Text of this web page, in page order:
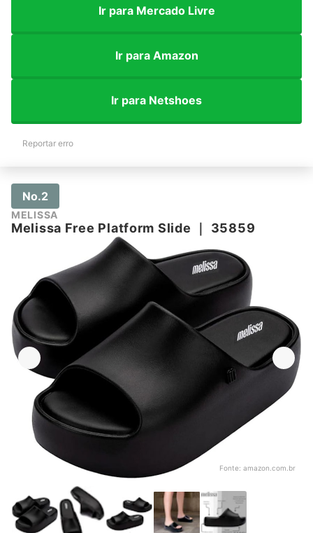
Ir para Mercado Livre
Ir para Amazon
Ir para Netshoes
Reportar erro
No.2
MELISSA
Melissa Free Platform Slide 35859
Fonte: amazon.com.br